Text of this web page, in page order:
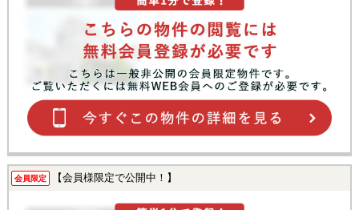
会員限定 【会員様限定で公開中！】